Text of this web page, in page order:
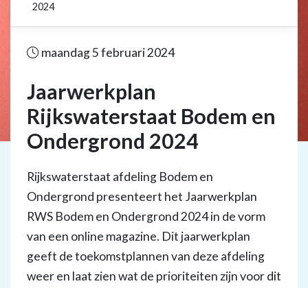
2024
maandag 5 februari 2024
Jaarwerkplan
Rijkswaterstaat Bodem en
Ondergrond 2024
Rijkswaterstaat afdeling Bodem en
Ondergrond presenteert het Jaarwerkplan
RWS Bodem en Ondergrond 2024 in de vorm
van een online magazine. Dit jaarwerkplan
geeft de toekomstplannen van deze afdeling
weer en laat zien wat de prioriteiten zijn voor dit